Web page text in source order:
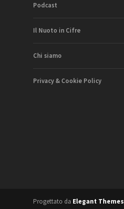
Podcast
Il Nuoto in Cifre
Chi siamo
Privacy & Cookie Policy
Progettato da Elegant Themes